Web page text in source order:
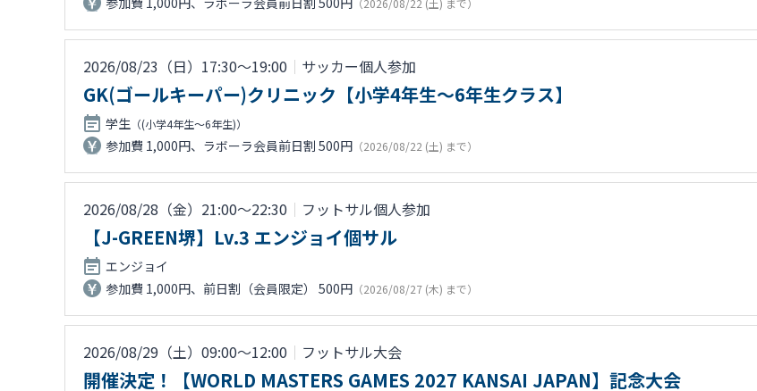
（2026/08/22 (土) まで）
2026/08/23（日）17:30〜19:00 ｜ サッカー個人参加
GK(ゴールキーパー)クリニック【小学4年生～6年生クラス】
学生 （(小学4年生～6年生)）
参加費 1,000円、ラボーラ会員前日割 500円 （2026/08/22 (土) まで）
2026/08/28（金）21:00〜22:30 ｜ フットサル個人参加
【J-GREEN堺】Lv.3 エンジョイ個サル
エンジョイ
参加費 1,000円、前日割（会員限定） 500円 （2026/08/27 (木) まで）
2026/08/29（土）09:00〜12:00 ｜ フットサル大会
開催決定！【WORLD MASTERS GAMES 2027 KANSAI JAPAN】記念大会